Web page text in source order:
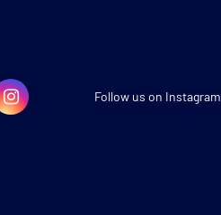
Follow us on Instagram